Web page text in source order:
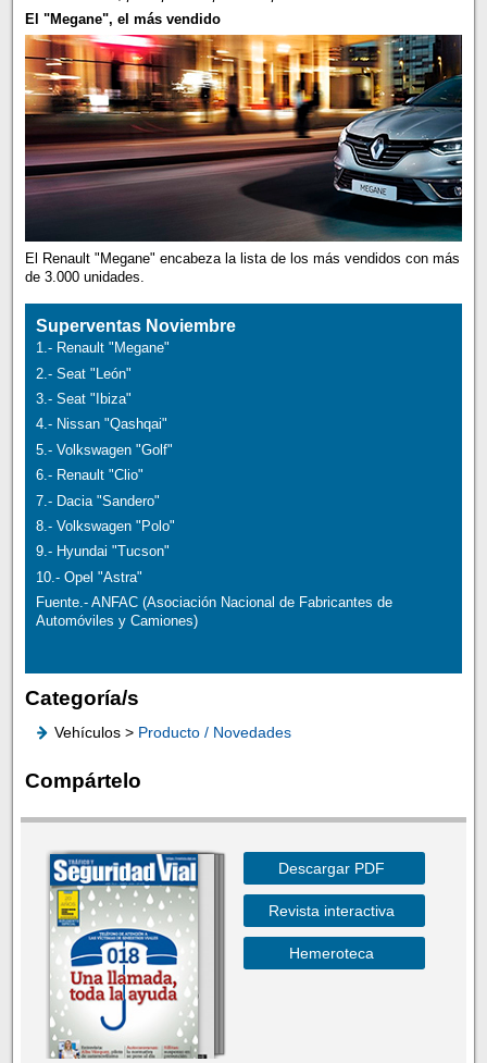
El "Megane", el más vendido
El Renault "Megane" encabeza la lista de los más vendidos con más
de 3.000 unidades.
Superventas Noviembre
1.- Renault "Megane"
2.- Seat "León"
3.- Seat "Ibiza"
4.- Nissan "Qashqai"
5.- Volkswagen "Golf"
6.- Renault "Clio"
7.- Dacia "Sandero"
8.- Volkswagen "Polo"
9.- Hyundai "Tucson"
10.- Opel "Astra"
Fuente.- ANFAC (Asociación Nacional de Fabricantes de
Automóviles y Camiones)
Categoría/s
Vehículos > Producto / Novedades
Compártelo
Descargar PDF
Revista interactiva
Hemeroteca